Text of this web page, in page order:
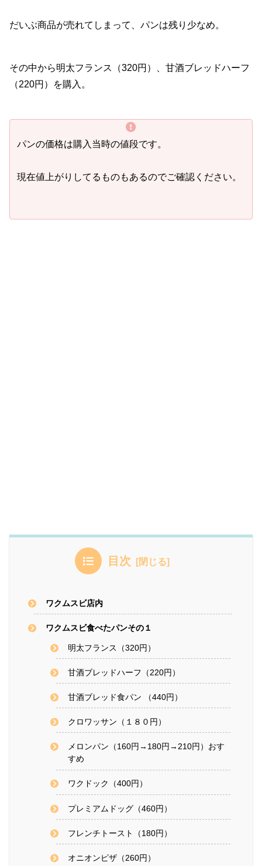
だいぶ商品が売れてしまって、パンは残り少なめ。
その中から明太フランス（320円）、甘酒ブレッドハーフ
（220円）を購入。
パンの価格は購入当時の値段です。
現在値上がりしてるものもあるのでご確認ください。
目次
ワクムスビ店内
ワクムスビ食べたパンその１
明太フランス（320円）
甘酒ブレッドハーフ（220円）
甘酒ブレッド食パン （440円）
クロワッサン（１８０円）
メロンパン（160円→180円→210円）おす
すめ
ワクドック（400円）
プレミアムドッグ（460円）
フレンチトースト（180円）
オニオンピザ（260円）